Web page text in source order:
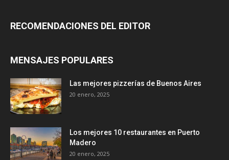
RECOMENDACIONES DEL EDITOR
MENSAJES POPULARES
Las mejores pizzerías de Buenos Aires
20 enero, 2025
Los mejores 10 restaurantes en Puerto
Madero
20 enero, 2025